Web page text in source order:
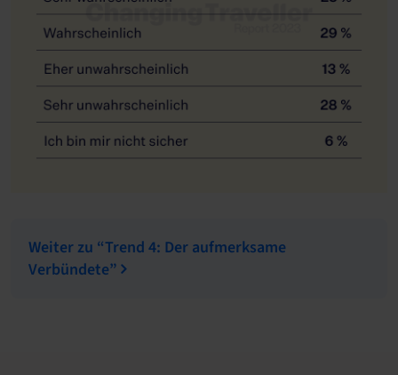
Weiter zu “Trend 4: Der aufmerksame
Verbündete”